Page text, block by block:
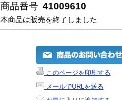
商品番号 41009610
本商品は販売を終了しました
このページを印刷する
メールでURLを送る